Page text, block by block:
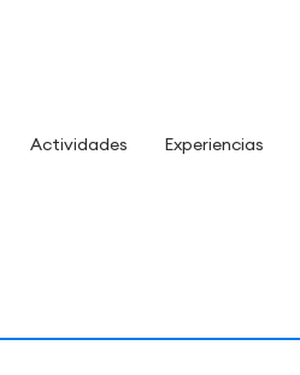
Actividades Experiencias